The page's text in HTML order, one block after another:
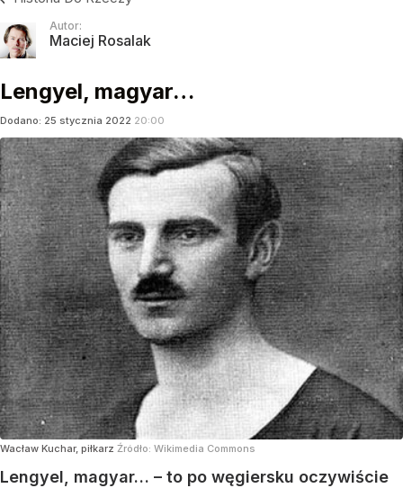
Autor:
Maciej Rosalak
Lengyel, magyar…
Dodano: 25 stycznia 2022 20:00
Wacław Kuchar, piłkarz Źródło: Wikimedia Commons
Lengyel, magyar… – to po węgiersku oczywiście